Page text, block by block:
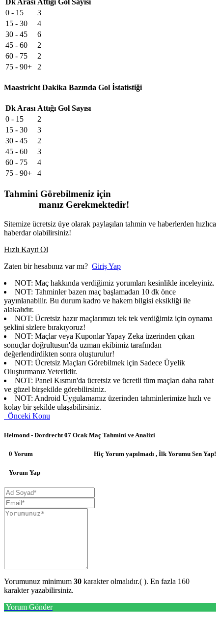
0 - 15
3
15 - 30
4
30 - 45
6
45 - 60
2
60 - 75
2
75 - 90+
2
Maastricht Dakika Bazında Gol İstatistiği
Dk Arası Attığı Gol Sayısı
0 - 15
2
15 - 30
3
30 - 45
2
45 - 60
3
60 - 75
4
75 - 90+
4
Tahmini Görebilmeniz için
manız Gerekmektedir!
Sitemize ücretsiz üye olarak paylaşılan tahmin ve haberlerden hızlıca
haberdar olabilirsiniz!
Hızlı Kayıt Ol
Zaten bir hesabınız var mı? Giriş Yap
NOT: Maç hakkında verdiğimiz yorumları kesinlikle inceleyiniz.
NOT: Tahminler bazen maç başlamadan 10 dk önce
yayınlanabilir. Bu durum kadro ve hakem bilgisi eksikliği ile
alakalıdır.
NOT: Ücretsiz hazır maçlarımızı tek tek verdiğimiz için oynama
şeklini sizlere bırakıyoruz!
NOT: Maçlar veya Kuponlar Yapay Zeka üzerinden çıkan
sonuçlar doğrultusun'da uzman ekibimiz tarafından
değerlendirdikten sonra oluşturulur!
NOT: Ücretsiz Maçları Görebilmek için Sadece Üyelik
Oluşturmanız Yeterlidir.
NOT: Panel Kısmın'da ücretsiz ve ücretli tüm maçları daha rahat
ve güzel birşekilde görebilirsiniz.
NOT: Android Uygulamamız üzerinden tahminlerimize hızlı ve
kolay bir şekilde ulaşabilirsiniz.
Önceki Konu
Helmond - Dordrecht 07 Ocak Maç Tahmini ve Analizi
0 Yorum Hiç Yorum yapılmadı , İlk Yorumu Sen Yap!
Yorum Yap
Yorumunuz minimum 30 karakter olmalıdır.( ). En fazla 160
karakter yazabilirsiniz.
Yorum Gönder